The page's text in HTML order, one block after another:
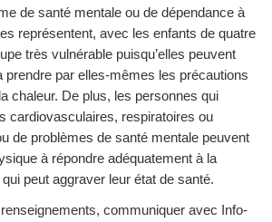
de santé mentale ou de dépendance à
représentent, avec les enfants de quatre
très vulnérable puisqu’elles peuvent
prendre par elles-mêmes les précautions
chaleur. De plus, les personnes qui
cardiovasculaires, respiratoires ou
de problèmes de santé mentale peuvent
à répondre adéquatement à la
peut aggraver leur état de santé.
communiquer avec Info-